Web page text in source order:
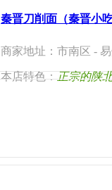
秦晋刀削面（秦晋小吃
商家地址：市南区 -
本店特色：正宗的陕